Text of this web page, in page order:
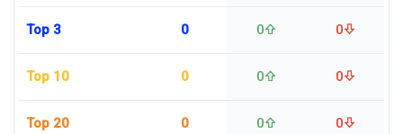
Top 3 0 0 0
Top 10 0 0 0
Top 20 0 0 0